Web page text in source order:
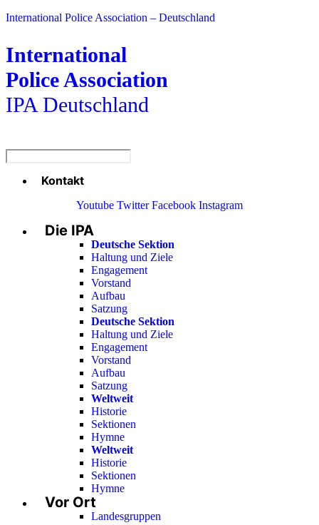
International Police Association – Deutschland
International
Police Association
IPA Deutschland
Menü Kontakt
Youtube Twitter Facebook Instagram
Menu
Die IPA
Deutsche Sektion
Haltung und Ziele
Engagement
Vorstand
Aufbau
Satzung
Deutsche Sektion
Haltung und Ziele
Engagement
Vorstand
Aufbau
Satzung
Weltweit
Historie
Sektionen
Hymne
Weltweit
Historie
Sektionen
Hymne
Vor Ort
Landesgruppen